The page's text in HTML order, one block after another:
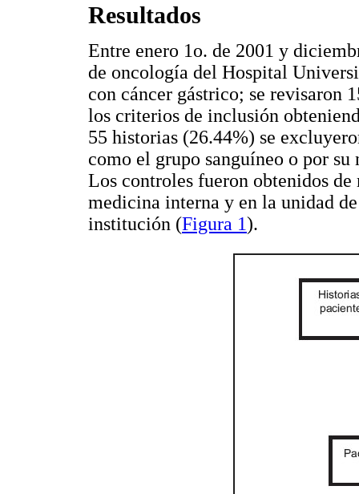
Resultados
Entre enero 1o. de 2001 y
de oncología del Hospital
con cáncer gástrico; se revisaron
los criterios de inclusión
55 historias (26.44%) se
como el grupo sanguíneo o por
Los controles fueron obtenidos
medicina interna y en la unidad
institución (Figura 1).